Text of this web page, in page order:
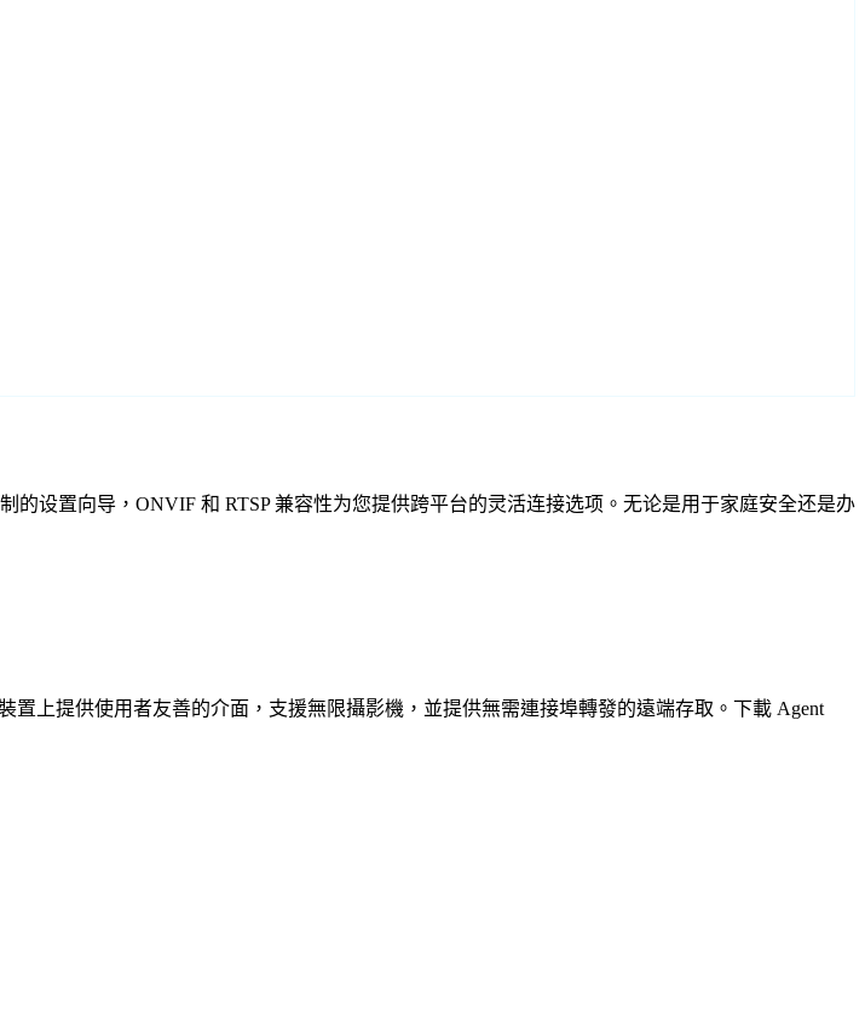
的设置向导，ONVIF 和 RTSP 兼容性为您提供跨平台的灵活连接选项。无论是用于家庭安全还是办
上提供使用者友善的介面，支援無限攝影機，並提供無需連接埠轉發的遠端存取。下載 Agent